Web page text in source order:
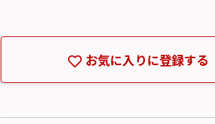
お気に入りに登録する